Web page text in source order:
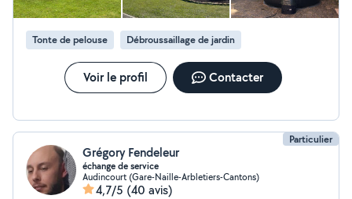
Tonte de pelouse Débroussaillage de jardin
Voir le profil Contacter
Particulier
Grégory Fendeleur
échange de service
Audincourt (Gare-Naille-Arbletiers-Cantons)
4,7/5 (40 avis)